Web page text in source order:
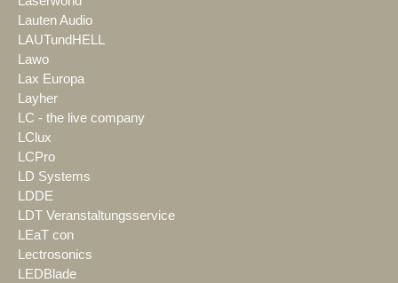
Lauten Audio
LAUTundHELL
Lawo
Lax Europa
Layher
LC - the live company
LClux
LCPro
LD Systems
LDDE
LDT Veranstaltungsservice
LEaT con
Lectrosonics
LEDBlade